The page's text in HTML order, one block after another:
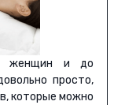
женщин и до
просто,
которые можно